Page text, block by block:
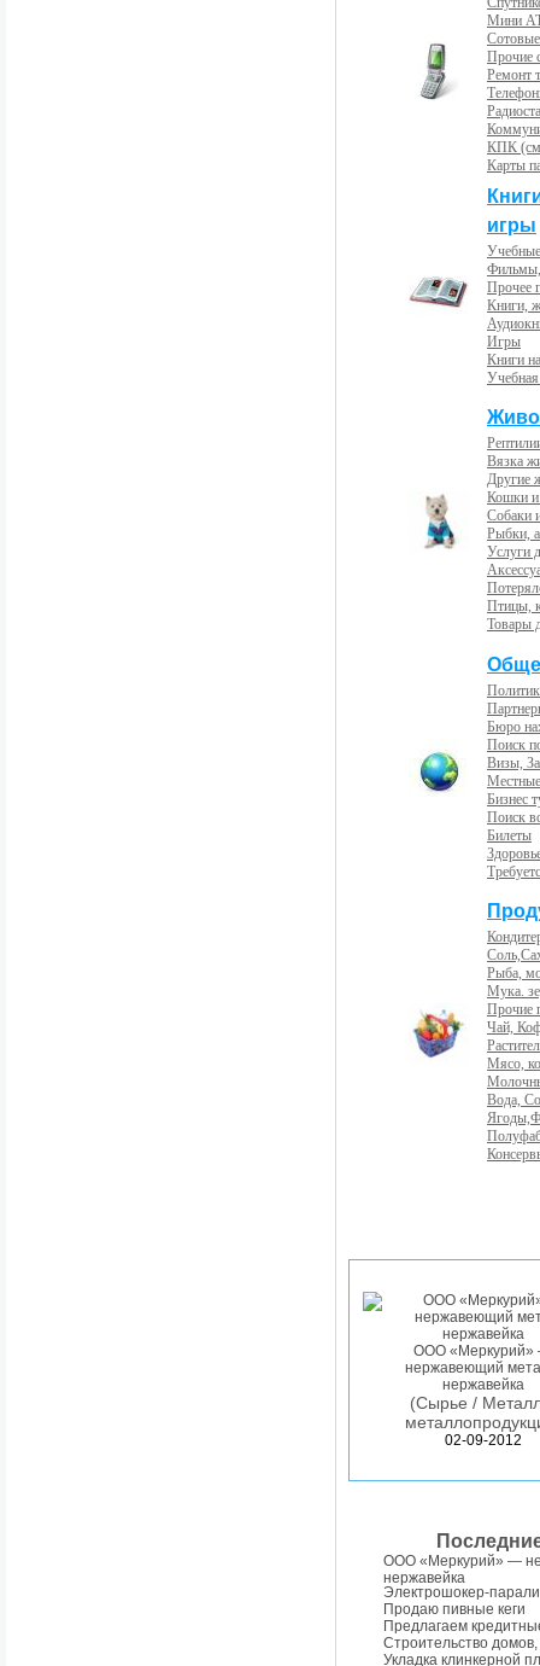
Мини
Прочие
Ремонт
КПК
Карты
игры
Прочее
Книги,
Игры
Книги
Вязка
Другие
Кошки и
Собаки
Рыбки,
Услуги
Птицы,
Товары
Бюро
Поиск
Визы,
Бизнес
Поиск
Билеты
Рыба,
Мука.
Прочие
Чай,
Мясо,
Вода,
ООО
нержавеющий
нержавейка
(Сырье /
02-09-2012
ООО «Меркурий» —
нержавейка
Электрошокер-
Продаю пивные кеги
Предлагаем
Строительство
Укладка клинкерной